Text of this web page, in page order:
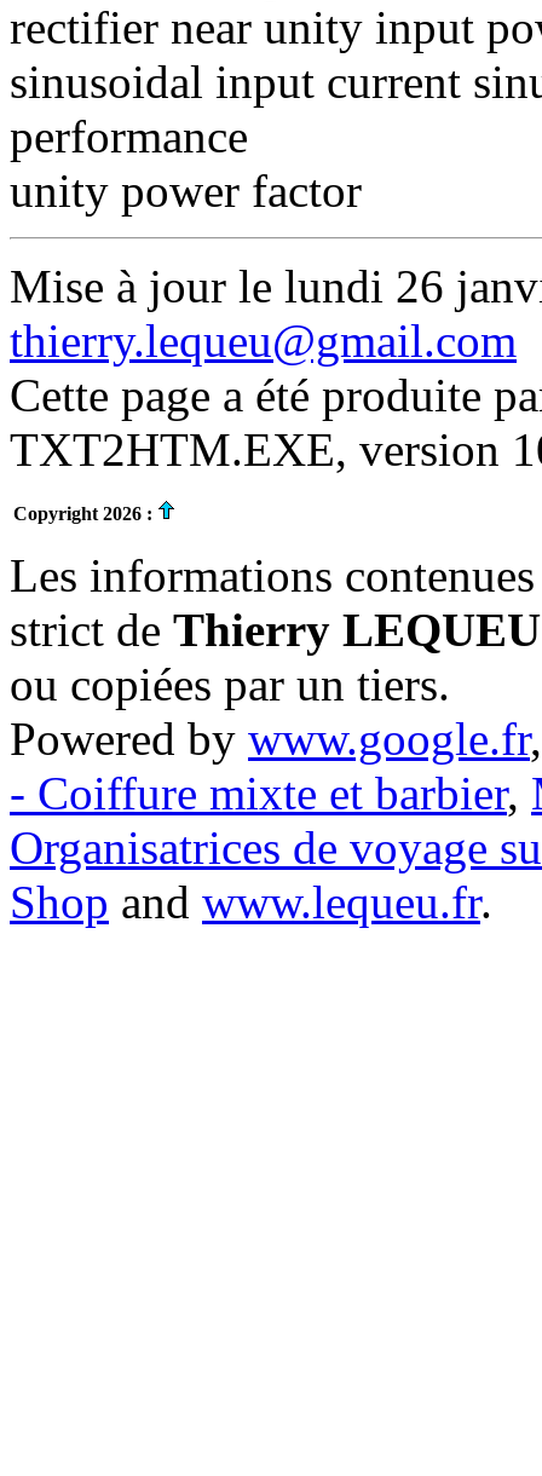
rectifier near unity input
sinusoidal input current
performance
unity power factor
Mise à jour le lundi 26
thierry.lequeu@gmail.com
Cette page a été produite
TXT2HTM.EXE, version
Copyright 2026 :
Les informations
strict de Thierry LEQUEU
ou copiées par un tiers.
Powered by www.google.fr
- Coiffure mixte et barbier,
Organisatrices de voyage
Shop and www.lequeu.fr.